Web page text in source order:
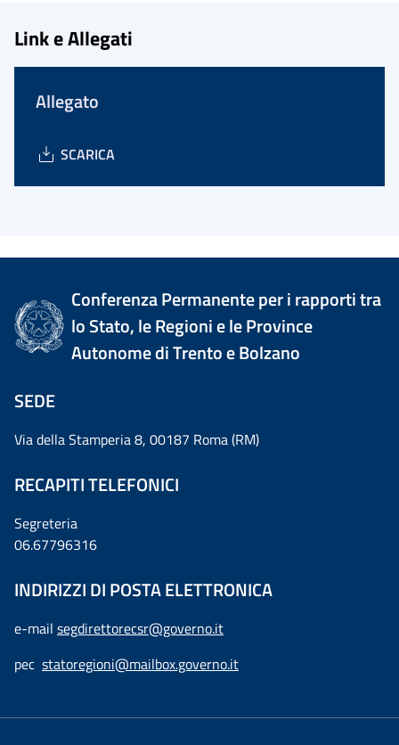
Link e Allegati
Allegato
SCARICA
Conferenza Permanente per i rapporti tra
lo Stato, le Regioni e le Province
Autonome di Trento e Bolzano
SEDE
Via della Stamperia 8, 00187 Roma (RM)
RECAPITI TELEFONICI
Segreteria
06.67796316
INDIRIZZI DI POSTA ELETTRONICA
e-mail segdirettorecsr@governo.it
pec statoregioni@mailbox.governo.it